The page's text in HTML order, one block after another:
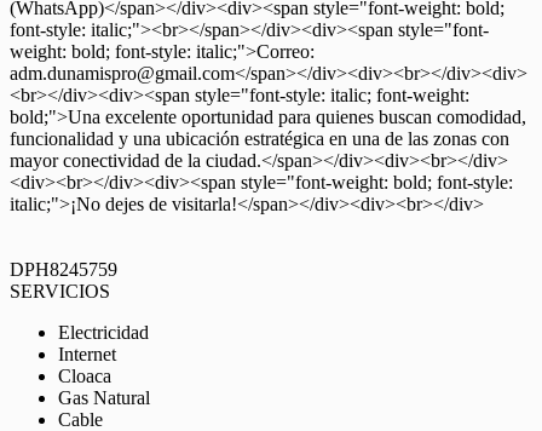
(WhatsApp)</span></div><div><span style="font-weight: bold;
font-style: italic;"><br></span></div><div><span style="font-
weight: bold; font-style: italic;">Correo:
adm.dunamispro@gmail.com</span></div><div><br></div><div>
<br></div><div><span style="font-style: italic; font-weight:
bold;">Una excelente oportunidad para quienes buscan comodidad,
funcionalidad y una ubicación estratégica en una de las zonas con
mayor conectividad de la ciudad.</span></div><div><br></div>
<div><br></div><div><span style="font-weight: bold; font-style:
italic;">¡No dejes de visitarla!</span></div><div><br></div>
DPH8245759
SERVICIOS
Electricidad
Internet
Cloaca
Gas Natural
Cable